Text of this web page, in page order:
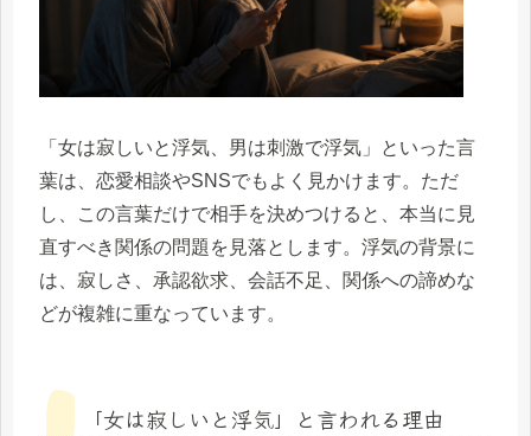
「女は寂しいと浮気、男は刺激で浮気」といった言
葉は、恋愛相談やSNSでもよく見かけます。ただ
し、この言葉だけで相手を決めつけると、本当に見
直すべき関係の問題を見落とします。浮気の背景に
は、寂しさ、承認欲求、会話不足、関係への諦めな
どが複雑に重なっています。
「女は寂しいと浮気」と言われる理由